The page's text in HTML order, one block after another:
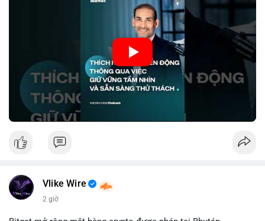
nhà đầu tư thành công thường tập trung vào nguyên tắc cơ
bản, phân배 tài sản hợp lý và kiên持 theo kế hoạch đã định.
Điều này không chỉ giúp giảm rủi ro mà còn tạo điều kiện để
tận dụng cơ hội khi thị trường phục hồi.
🎥 Xem video trực tiếp tại:
Nguồn: VIETSUCCESS
Vlike Wire
2 giờ